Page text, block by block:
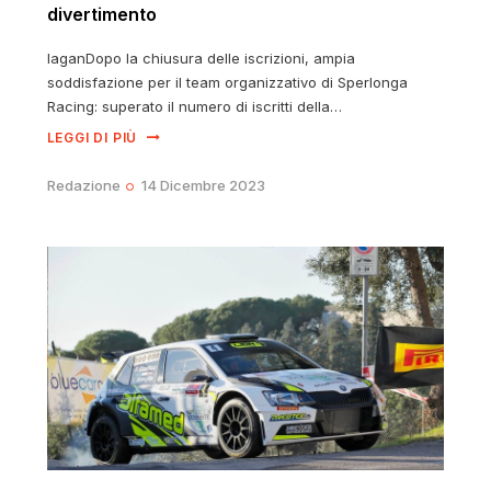
divertimento
laganDopo la chiusura delle iscrizioni, ampia
soddisfazione per il team organizzativo di Sperlonga
Racing: superato il numero di iscritti della…
LEGGI DI PIÙ
Redazione 14 Dicembre 2023